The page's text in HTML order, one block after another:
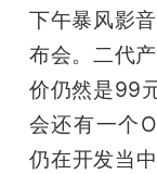
中
心
GAIR
下午暴风影
布会。二代
价仍然是99
会还有一个
仍在开发当